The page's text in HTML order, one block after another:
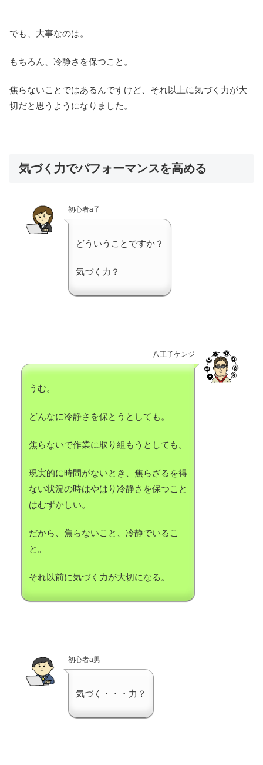
でも、大事なのは。
もちろん、冷静さを保つこと。
焦らないことではあるんですけど、それ以上に気づく力が大
切だと思うようになりました。
気づく力でパフォーマンスを高める
初心者a子
どういうことですか？
気づく力？
八王子ケンジ
うむ。
どんなに冷静さを保とうとしても。
焦らないで作業に取り組もうとしても。
現実的に時間がないとき、焦らざるを得
ない状況の時はやはり冷静さを保つこと
はむずかしい。
だから、焦らないこと、冷静でいるこ
と。
それ以前に気づく力が大切になる。
初心者a男
気づく・・・力？